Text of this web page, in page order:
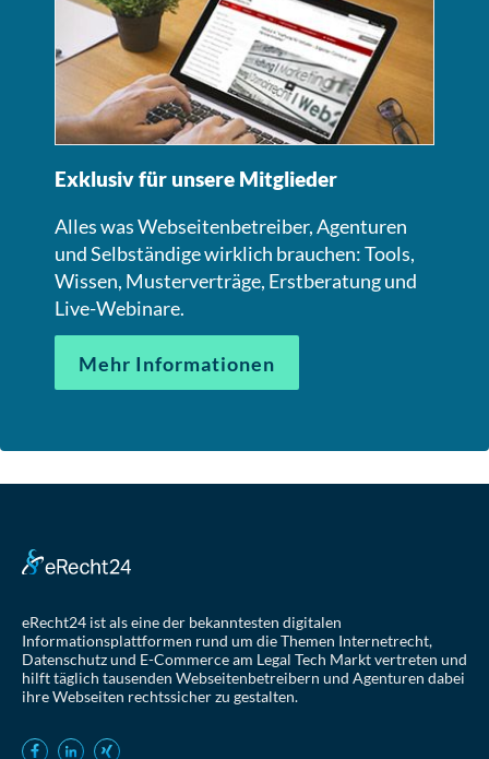
Exklusiv für unsere Mitglieder
Alles was Webseitenbetreiber, Agenturen
und Selbständige wirklich brauchen: Tools,
Wissen, Musterverträge, Erstberatung und
Live-Webinare.
Mehr Informationen
eRecht24 ist als eine der bekanntesten digitalen
Informationsplattformen rund um die Themen Internetrecht,
Datenschutz und E-Commerce am Legal Tech Markt vertreten und
hilft täglich tausenden Webseitenbetreibern und Agenturen dabei
ihre Webseiten rechtssicher zu gestalten.